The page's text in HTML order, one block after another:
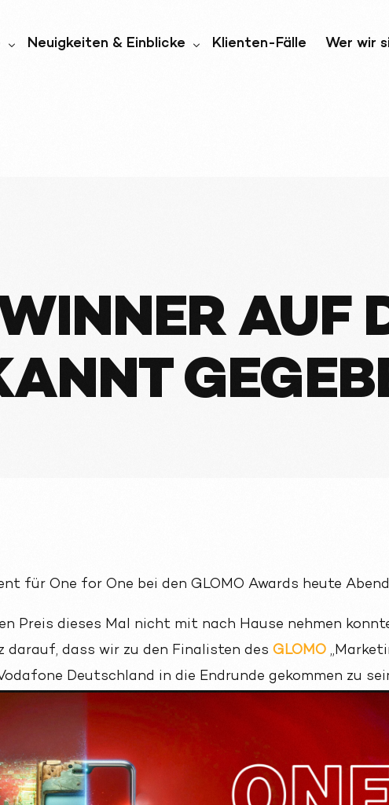
Neuigkeiten & Einblicke Klienten-Fälle Wer wir
AUF
für One for One bei den GLOMO Awards heute
Preis dieses Mal nicht mit nach Hause nehmen
darauf, dass wir zu den Finalisten des GLOMO
Deutschland in die Endrunde gekommen zu